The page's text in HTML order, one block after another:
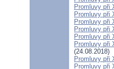
Promluvy při
Promluvy při
Promluvy při
Promluvy při
Promluvy při
Promluvy při
(24.08.2018)
Promluvy při
Promluvy při